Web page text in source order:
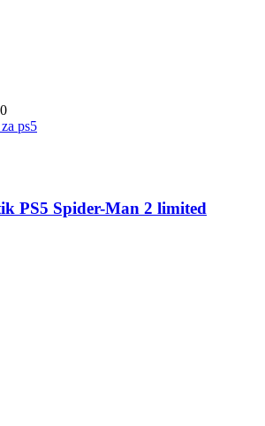
PS5 Spider-Man 2 limited